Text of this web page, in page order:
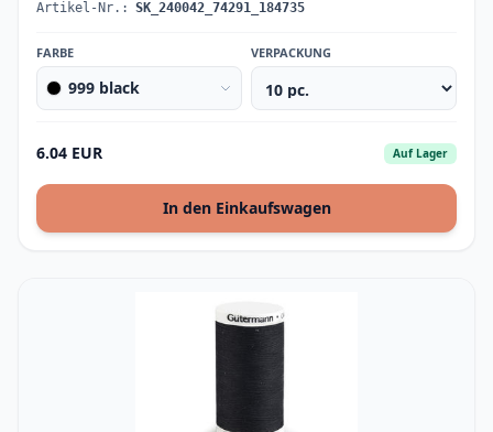
Artikel-Nr.: SK_240042_74291_184735
FARBE
999 black
VERPACKUNG
6.04 EUR Auf Lager
In den Einkaufswagen